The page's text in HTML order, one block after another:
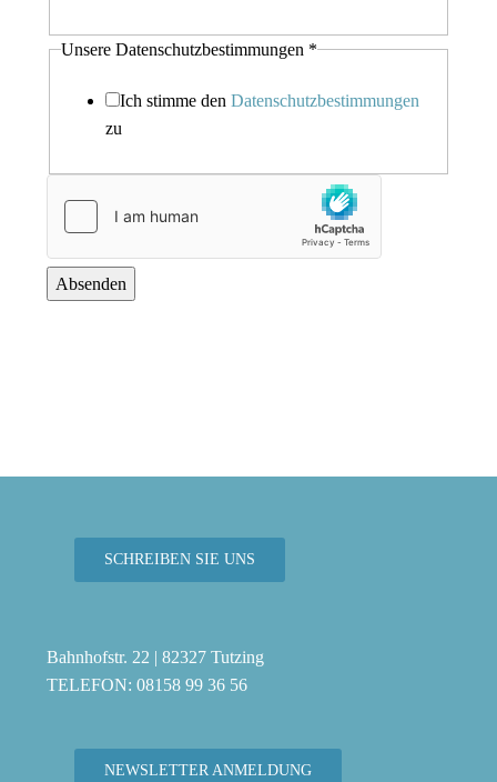
Unsere Datenschutzbestimmungen *
Ich stimme den Datenschutzbestimmungen
zu
Absenden
SCHREIBEN SIE UNS
Bahnhofstr. 22 | 82327 Tutzing
TELEFON: 08158 99 36 56
NEWSLETTER ANMELDUNG